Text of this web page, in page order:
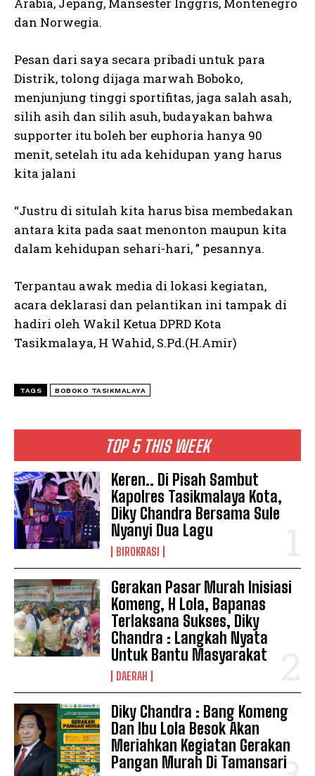
TOP 5 THIS WEEK
Keren.. Di Pisah Sambut
Kapolres Tasikmalaya Kota,
Diky Chandra Bersama Sule
Nyanyi Dua Lagu
BIROKRASI
Gerakan Pasar Murah Inisiasi
Komeng, H Lola, Bapanas
Terlaksana Sukses, Diky
Chandra : Langkah Nyata
Untuk Bantu Masyarakat
DAERAH
Diky Chandra : Bang Komeng
Dan Ibu Lola Besok Akan
Meriahkan Kegiatan Gerakan
Pangan Murah Di Tamansari
dan Norwegia.
Pesan dari saya secara pribadi untuk para
Distrik, tolong dijaga marwah Boboko,
menjunjung tinggi sportifitas, jaga salah asah,
silih asih dan silih asuh, budayakan bahwa
supporter itu boleh ber euphoria hanya 90
menit, setelah itu ada kehidupan yang harus
kita jalani
“Justru di situlah kita harus bisa membedakan
antara kita pada saat menonton maupun kita
dalam kehidupan sehari-hari, ” pesannya.
Terpantau awak media di lokasi kegiatan,
acara deklarasi dan pelantikan ini tampak di
hadiri oleh Wakil Ketua DPRD Kota
Tasikmalaya, H Wahid, S.Pd.(H.Amir)
TAGS BOBOKO TASIKMALAYA